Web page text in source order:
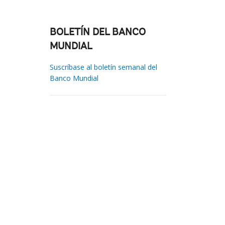
BOLETÍN DEL BANCO
MUNDIAL
Suscríbase al boletín semanal del
Banco Mundial